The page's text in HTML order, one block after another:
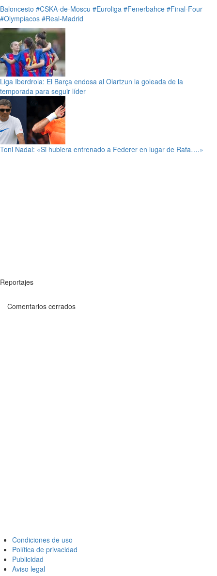
Baloncesto #CSKA-de-Moscu #Euroliga #Fenerbahce #Final-Four
#Olympiacos #Real-Madrid
Liga Iberdrola: El Barça endosa al Oiartzun la goleada de la
temporada para seguir líder
Toni Nadal: «Si hubiera entrenado a Federer en lugar de Rafa….»
Reportajes
Comentarios cerrados
Condiciones de uso
Política de privacidad
Publicidad
Aviso legal